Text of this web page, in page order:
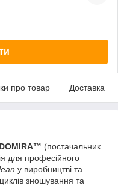
про товар Доставка
DOMIRA™ (постачальник
для професійного
у виробництві та
зношування та